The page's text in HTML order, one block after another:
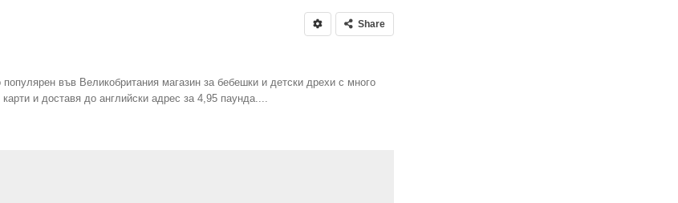
Share
във Великобритания магазин за бебешки и детски дрехи с много
и доставя до английски адрес за 4,95 паунда....